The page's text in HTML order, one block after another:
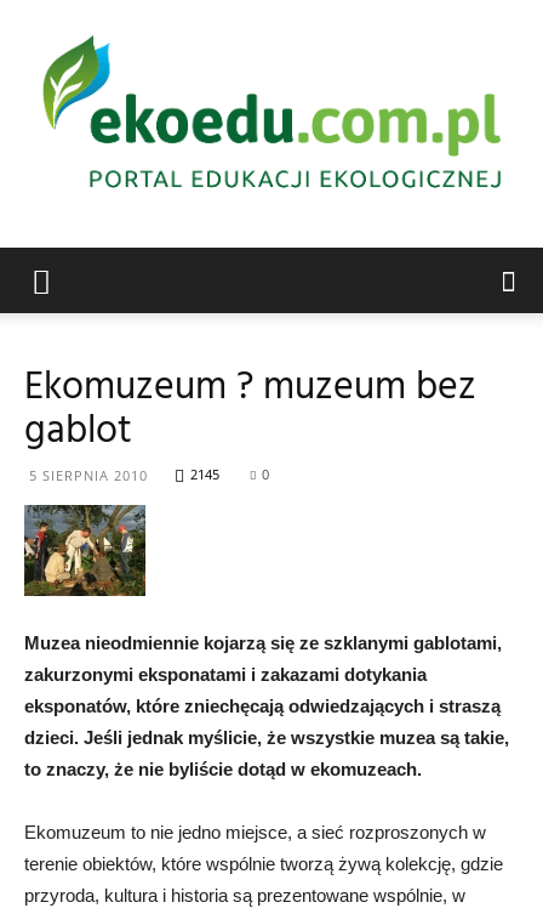
Ekomuzeum ? muzeum bez
gablot
5 SIERPNIA 2010 2145 0
Muzea nieodmiennie kojarzą się ze szklanymi gablotami,
zakurzonymi eksponatami i zakazami dotykania
eksponatów, które zniechęcają odwiedzających i straszą
dzieci. Jeśli jednak myślicie, że wszystkie muzea są takie,
to znaczy, że nie byliście dotąd w ekomuzeach.
Ekomuzeum to nie jedno miejsce, a sieć rozproszonych w
terenie obiektów, które wspólnie tworzą żywą kolekcję, gdzie
przyroda, kultura i historia są prezentowane wspólnie, w